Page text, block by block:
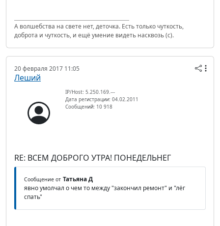
А волшебства на свете нет, деточка. Есть только чуткость,
доброта и чуткость, и ещё умение видеть насквозь (с).
20 февраля 2017 11:05
Леший
IP/Host: 5.250.169.---
Дата регистрации: 04.02.2011
Сообщений: 10 918
RE: ВСЕМ ДОБРОГО УТРА! ПОНЕДЕЛЬНЕГ
Сообщение от Татьяна Д
явно умолчал о чем то между "закончил ремонт" и "лёг
спать"